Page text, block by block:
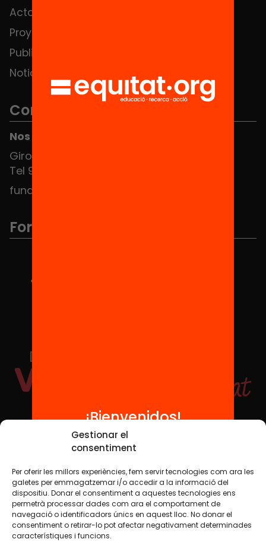
Gestionar el
consentiment
Per oferir les millors experiències, fem servir tecnologies com ara les
galetes per emmagatzemar i/o accedir a la informació del
dispositiu. Donar el consentiment a aquestes tecnologies ens
permetrà processar dades com ara el comportament de
navegació o identificadors únics en aquest lloc. No donar el
consentiment o retirar-lo pot afectar negativament determinades
característiques i funcions.
Actos
Proyectos
Publicaciones y vídeos
Noticias
Contacto
Nos puedes encontrar en el HUB Social
Girona 34, interior 08010 Barcelona
Tel 934 588 700
fundacio@equitat.org
Formamos parte de...
Redes sociales
TWT YTB IG FB IN
Aviso legalPolítica de cookies
¡Bienvenidos!